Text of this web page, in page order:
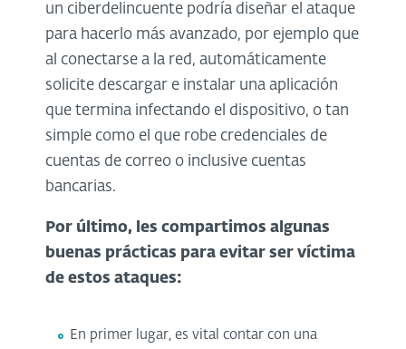
un ciberdelincuente podría diseñar el ataque
para hacerlo más avanzado, por ejemplo que
al conectarse a la red, automáticamente
solicite descargar e instalar una aplicación
que termina infectando el dispositivo, o tan
simple como el que robe credenciales de
cuentas de correo o inclusive cuentas
bancarias.
Por último, les compartimos algunas
buenas prácticas para evitar ser víctima
de estos ataques:
En primer lugar, es vital contar con una